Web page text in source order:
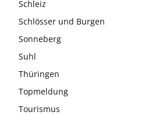
Schleiz
Schlösser und Burgen
Sonneberg
Suhl
Thüringen
Topmeldung
Tourismus